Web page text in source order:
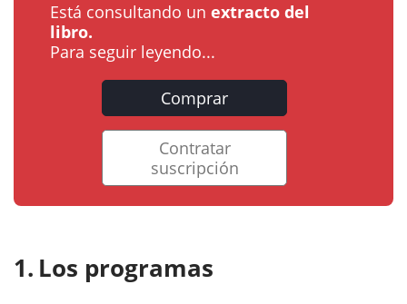
Está consultando un extracto del
libro.
Para seguir leyendo...
Comprar
Contratar
suscripción
Los programas